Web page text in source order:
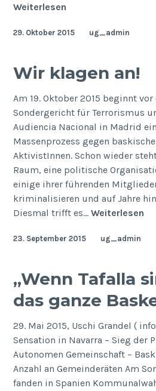
Weiterlesen
29. Oktober 2015 ug_admin
Wir klagen an!
Am 19. Oktober 2015 beginnt
Sondergericht für Terrorismus
Audiencia Nacional in Madrid
Massenprozess gegen
AktivistInnen. Schon wieder
Raum, eine politische
einige ihrer führenden
kriminalisieren und auf Jahre
Diesmal trifft es…Weiterlesen
23. September 2015 ug_admin
„Wenn Tafalla
das ganze
29. Mai 2015, Uschi Grandel (
Sensation in Navarra – Sieg der
Autonomen Gemeinschaft –
Anzahl an Gemeinderäten Am
fanden in Spanien